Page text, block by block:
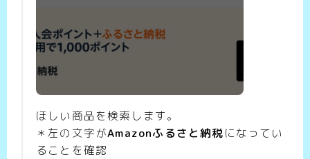
ほしい商品を検索します。
＊左の文字がAmazonふるさと納税になってい
ることを確認